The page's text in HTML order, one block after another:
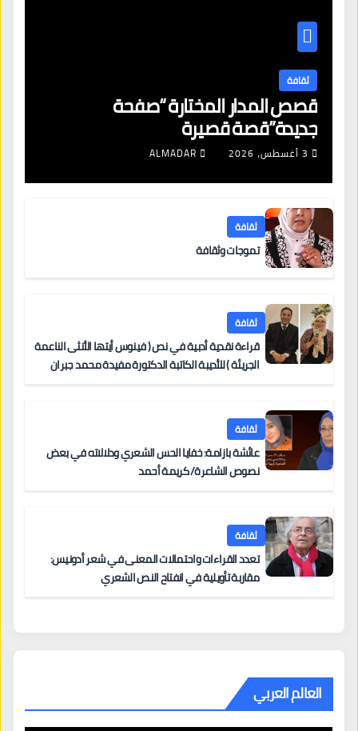
ثقافة
قصص المدار المختارة “صفحة
جديدة”قصة قصيرة
3 أغسطس، 2026 ALMADAR
ثقافة
تموجات وثقافة
ثقافة
قراءة نقدية أدبية في نص ( فينوس أيتها الأنثى الناعمة
الجريئة ) للأديبة الكاتبة الدكتورة مفيدة محمد جبران
ثقافة
عائشة بازامة: خفايا الحس الشعري ودلالاته في بعض
نصوص الشاعرة/ كريمة أحمد
ثقافة
تعدد القراءات واحتمالات المعنى في شعر أدونيس:
مقاربة تأويلية في انفتاح النص الشعري
العالم العربي